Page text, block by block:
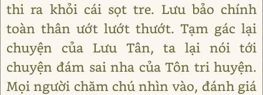
thi ra khỏi cái sọt tre. Lưu bảo chính
toàn thân ướt lướt thướt. Tạm gác lại
chuyện của Lưu Tân, ta lại nói tới
chuyện đám sai nha của Tôn tri huyện.
Mọi người chăm chú nhìn vào, đánh giá